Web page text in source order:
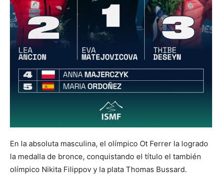
En la absoluta masculina, el olímpico Ot Ferrer la logrado
la medalla de bronce, conquistando el título el también
olímpico Nikita Filippov y la plata Thomas Bussard.